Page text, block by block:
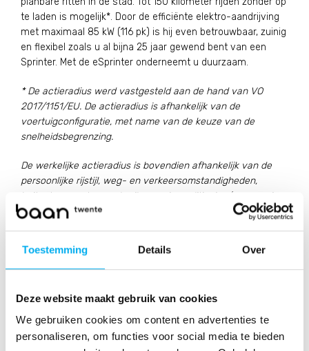
Toestemming Details Over
Deze website maakt gebruik van cookies
We gebruiken cookies om content en advertenties te
personaliseren, om functies voor social media te bieden
te laden is mogelijk*. Door de efficiënte elektro-aandrijving
met maximaal 85 kW (116 pk) is hij even betrouwbaar, zuinig
en flexibel zoals u al bijna 25 jaar gewend bent van een
Sprinter. Met de eSprinter onderneemt u duurzaam.
* De actieradius werd vastgesteld aan de hand van VO
2017/1151/EU. De actieradius is afhankelijk van de
voertuigconfiguratie, met name van de keuze van de
snelheidsbegrenzing.
De werkelijke actieradius is bovendien afhankelijk van de
persoonlijke rijstijl, weg- en verkeersomstandigheden,
buitentemperatuur, gebruik van airconditioning/verwarming
etc. en kan evt. afwijken.